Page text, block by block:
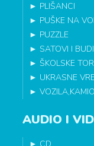
► PLIŠANCI
► PUŠKE NA
► PUZZLE
►SATOVI I
►ŠKOLSKE
► UKRASNE
►
AUDIO I